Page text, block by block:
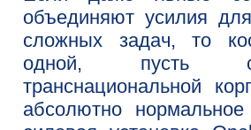
объединяют усилия
сложных задач, то
одной, пусть
транснациональной
абсолютно